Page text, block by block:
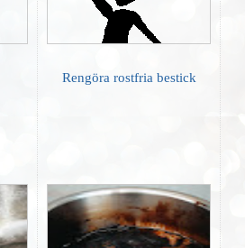
Rengöra rostfria bestick